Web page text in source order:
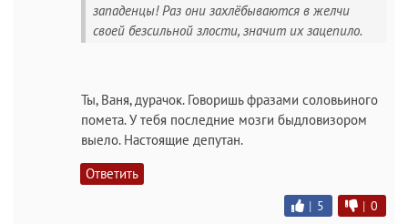
западенцы! Раз они захлёбываются в желчи
своей безсильной злости, значит их зацепило.
Ты, Ваня, дурачок. Говоришь фразами соловьиного
помета. У тебя последние мозги быдловизором
выело. Настоящие депутан.
Ответить
| 5 | 0